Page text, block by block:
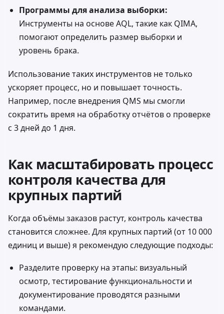
Программы для анализа выборки:
Инструменты на основе AQL, такие как QIMA,
помогают определить размер выборки и
уровень брака.
Использование таких инструментов не только
ускоряет процесс, но и повышает точность.
Например, после внедрения QMS мы смогли
сократить время на обработку отчётов о проверке
с 3 дней до 1 дня.
Как масштабировать процесс
контроля качества для
крупных партий
Когда объёмы заказов растут, контроль качества
становится сложнее. Для крупных партий (от 10 000
единиц и выше) я рекомендую следующие подходы:
Разделите проверку на этапы: визуальный
осмотр, тестирование функциональности и
документирование проводятся разными
командами.